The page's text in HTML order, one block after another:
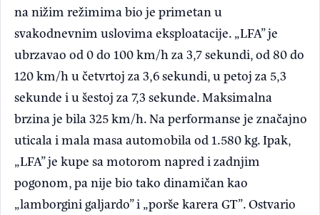
na nižim režimima bio je primetan u
svakodnevnim uslovima eksploatacije. „LFA” je
ubrzavao od 0 do 100 km/h za 3,7 sekundi, od 80 do
120 km/h u četvrtoj za 3,6 sekundi, u petoj za 5,3
sekunde i u šestoj za 7,3 sekunde. Maksimalna
brzina je bila 325 km/h. Na performanse je značajno
uticala i mala masa automobila od 1.580 kg. Ipak,
„LFA” je kupe sa motorom napred i zadnjim
pogonom, pa nije bio tako dinamičan kao
„lamborgini galjardo” i „porše karera GT”. Ostvario